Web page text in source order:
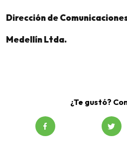
Dirección de
Medellín Ltda.
¿Te gustó?